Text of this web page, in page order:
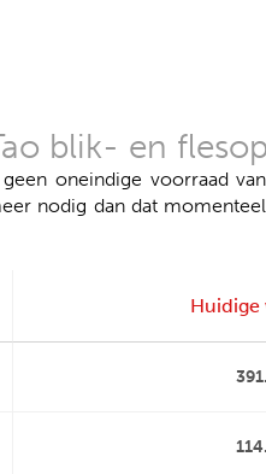
blik- en
oneindige voorraad
nodig dan dat
Huidige